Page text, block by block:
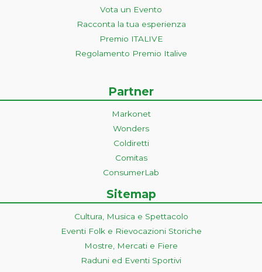
Vota un Evento
Racconta la tua esperienza
Premio ITALIVE
Regolamento Premio Italive
Partner
Markonet
Wonders
Coldiretti
Comitas
ConsumerLab
Sitemap
Cultura, Musica e Spettacolo
Eventi Folk e Rievocazioni Storiche
Mostre, Mercati e Fiere
Raduni ed Eventi Sportivi